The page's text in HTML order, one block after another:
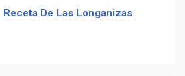
Frases guatemaltecas